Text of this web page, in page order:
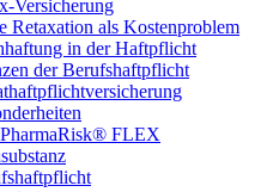
Versicherung
Retaxation als Kostenproblem
in der Haftpflicht
der Berufshaftpflicht
FLEX